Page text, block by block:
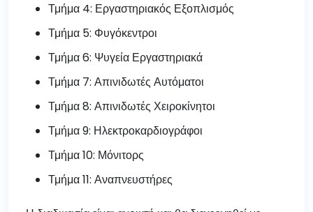
Τμήμα 4: Εργαστηριακός Εξοπλισμός
Τμήμα 5: Φυγόκεντροι
Τμήμα 6: Ψυγεία Εργαστηριακά
Τμήμα 7: Απινιδωτές Αυτόματοι
Τμήμα 8: Απινιδωτές Χειροκίνητοι
Τμήμα 9: Ηλεκτροκαρδιογράφοι
Τμήμα 10: Μόνιτορς
Τμήμα 11: Αναπνευστήρες